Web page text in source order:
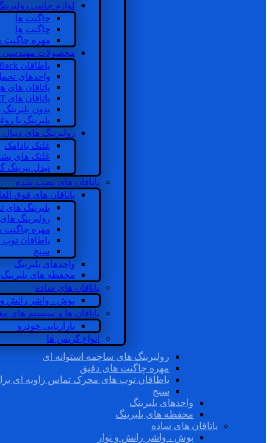
لوازم جانبی
چاگنت ها
چاگنت ها
مهره چاگنت
محصولات مهندسی
یاطاقان Back های پشتی
واحدهای
یاتاقان های
یاتاقان های INSOCOAT
بدون
بلبرینگ با
رولبرینگ های
غلتک بادامک
غلتک های
نیدل بیرینگ
یاتاقان های نصب شده
یاتاقان های فوق
بلبرینگ های
رولبرینگ
مهره چاگنت
یاطاقان
سنج
واحدهای بلبرینگ
محفظه های بلبرینگ
یاتاقان های ساده
بوش ، واشر رانش و
یاتاقان ها و سیستم های
بازاریابی خودرو
انواع گریس ها
رولبرینگ های ساچمه استوانه ای
مهره چاگنت های دقیق
یاطاقان توپ های محرک تماس زاویه ای
سنج
واحدهای بلبرینگ
محفظه های بلبرینگ
یاتاقان های ساده
بوش ، واشر رانش و نوار